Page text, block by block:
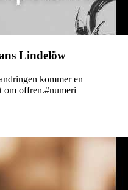
Lindelöw
kommer en
om offren.#numeri